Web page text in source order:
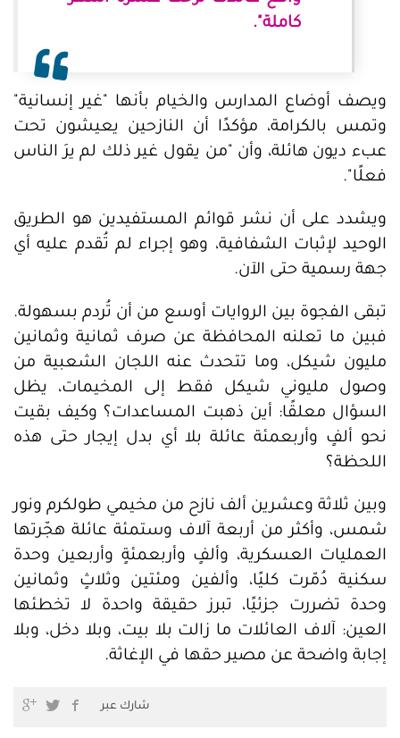
كاملة".
ويصف أوضاع المدارس والخيام بأنها "غير إنسانية"
وتمس بالكرامة، مؤكدًا أن النازحين يعيشون تحت
عبء ديون هائلة، وأن "من يقول غير ذلك لم يرَ الناس
فعلًا".
ويشدد على أن نشر قوائم المستفيدين هو الطريق
الوحيد لإثبات الشفافية، وهو إجراء لم تُقدم عليه أي
جهة رسمية حتى الآن.
تبقى الفجوة بين الروايات أوسع من أن تُردم بسهولة.
فبين ما تعلنه المحافظة عن صرف ثمانية وثمانين
مليون شيكل، وما تتحدث عنه اللجان الشعبية من
وصول مليوني شيكل فقط إلى المخيمات، يظل
السؤال معلقًا: أين ذهبت المساعدات؟ وكيف بقيت
نحو ألفٍ وأربعمئة عائلة بلا أي بدل إيجار حتى هذه
اللحظة؟
وبين ثلاثة وعشرين ألف نازح من مخيمي طولكرم ونور
شمس، وأكثر من أربعة آلاف وستمئة عائلة هجّرتها
العمليات العسكرية، وألفٍ وأربعمئةٍ وأربعين وحدة
سكنية دُمّرت كليًا، وألفين ومئتين وثلاثٍ وثمانين
وحدة تضررت جزئيًا، تبرز حقيقة واحدة لا تخطئها
العين: آلاف العائلات ما زالت بلا بيت، وبلا دخل، وبلا
إجابة واضحة عن مصير حقها في الإغاثة.
شارك عبر